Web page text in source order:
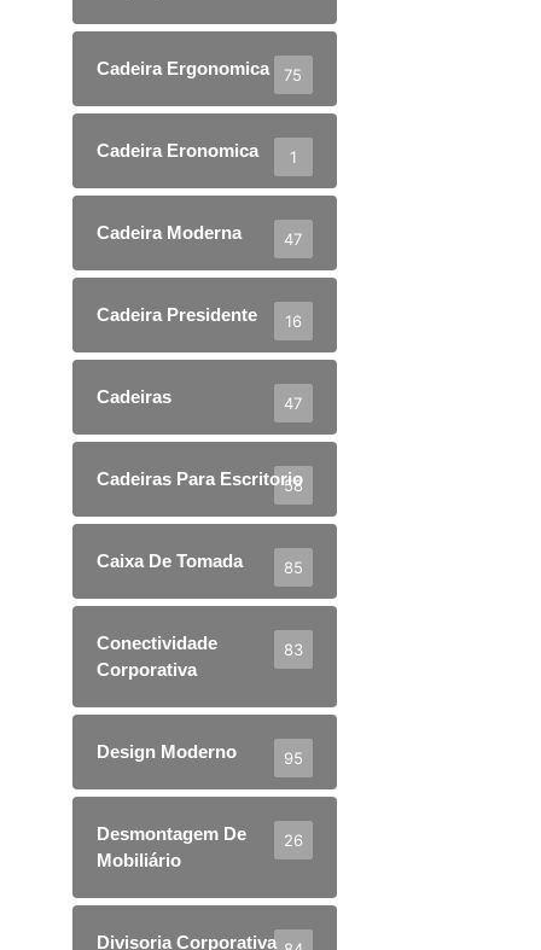
Cadeira Ergonomica 75
Cadeira Eronomica 1
Cadeira Moderna 47
Cadeira Presidente 16
Cadeiras 47
Cadeiras Para Escritorio
58
Caixa De Tomada 85
Conectividade
Corporativa
83
Design Moderno 95
Desmontagem De
Mobiliário
26
Divisoria Corporativa